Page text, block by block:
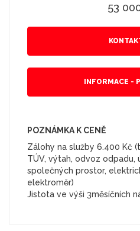
53
INFORMACE -
POZNÁMKA K CENĚ
Zálohy na služby 6.400 Kč
TÚV, výtah, odvoz odpadu,
společných prostor,
elektroměr)
Jistota ve výši 3měsíčních